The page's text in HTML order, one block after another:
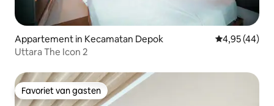
Appartement in Kecamatan Depok Gemiddelde
4,95 (44)
Uttara The Icon 2
Favoriet van gasten
Favoriet van gasten